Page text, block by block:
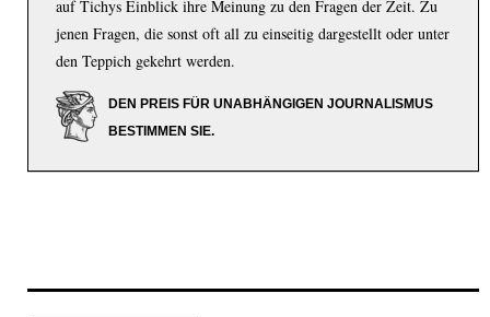
auf Tichys Einblick ihre Meinung zu den Fragen der Zeit. Zu
jenen Fragen, die sonst oft all zu einseitig dargestellt oder unter
den Teppich gekehrt werden.
DEN PREIS FÜR UNABHÄNGIGEN JOURNALISMUS
BESTIMMEN SIE.